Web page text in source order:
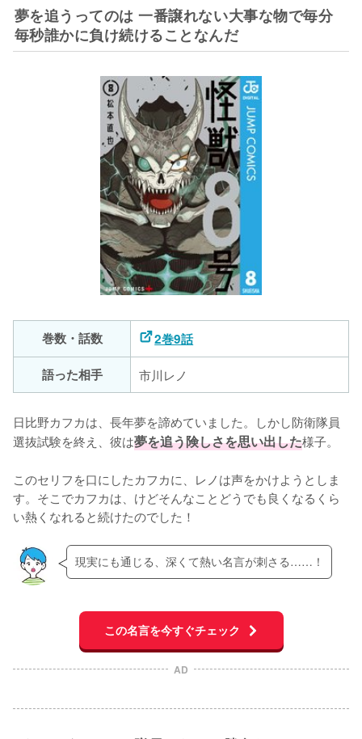
15 オレは諦めないんで死ぬまでわかんねーっス
市川レノ
もうひと無茶すんで
私のいる戦場で犠牲者なんて出させない
四ノ宮キコル
アイツの隣に行かなきゃなんねぇ
日比野カフカ
ボクがその上をいく脅威だから
鳴海弦
防衛隊を舐めるな！！
四ノ宮キコル
25 戦場で力を示してみせろヒヨッコども
保科宗四郎
日比野カフカ
僕がやらなあかんのや
保科宗四郎
すげーカッコよかったっす
市川レノ
私があんたを殺すから
四ノ宮キコル
無事でよかった
日比野カフカ
夢を追うってのは 一番譲れない大事な物で毎分
毎秒誰かに負け続けることなんだ
巻数・話数
2巻9話
語った相手
市川レノ
日比野カフカは、長年夢を諦めていました。しかし防衛隊員
選抜試験を終え、彼は夢を追う険しさを思い出した様子。
このセリフを口にしたカフカに、レノは声をかけようとしま
す。そこでカフカは、けどそんなことどうでも良くなるくら
い熱くなれると続けたのでした！
現実にも通じる、深くて熱い名言が刺さる……！
この名言を今すぐチェック
AD